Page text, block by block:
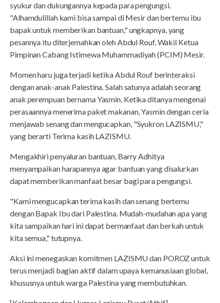
syukur dan dukungannya kepada para pengungsi.
"Alhamdulillah kami bisa sampai di Mesir dan bertemu ibu
bapak untuk memberikan bantuan," ungkapnya, yang
pesannya itu diterjemahkan oleh Abdul Rouf, Wakil Ketua
Pimpinan Cabang Istimewa Muhammadiyah (PCIM) Mesir.
Momen haru juga terjadi ketika Abdul Rouf berinteraksi
dengan anak-anak Palestina. Salah satunya adalah seorang
anak perempuan bernama Yasmin. Ketika ditanya mengenai
perasaannya menerima paket makanan, Yasmin dengan ceria
menjawab senang dan mengucapkan, "Syukron LAZISMU,"
yang berarti Terima kasih LAZISMU.
Mengakhiri penyaluran bantuan, Barry Adhitya
menyampaikan harapannya agar bantuan yang disalurkan
dapat memberikan manfaat besar bagi para pengungsi.
"Kami mengucapkan terima kasih dan senang bertemu
dengan Bapak Ibu dari Palestina. Mudah-mudahan apa yang
kita sampaikan hari ini dapat bermanfaat dan berkah untuk
kita semua," tutupnya.
Aksi ini menegaskan komitmen LAZISMU dan POROZ untuk
terus menjadi bagian aktif dalam upaya kemanusiaan global,
khususnya untuk warga Palestina yang membutuhkan.